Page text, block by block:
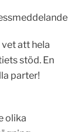
att hela
stöd. En
parter!
olika